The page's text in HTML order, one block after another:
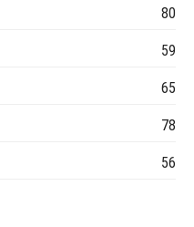
80
59
65
78
56